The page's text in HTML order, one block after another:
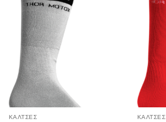
ΚΑΛΤΣΕΣ ΚΑΛΤΣΕΣ